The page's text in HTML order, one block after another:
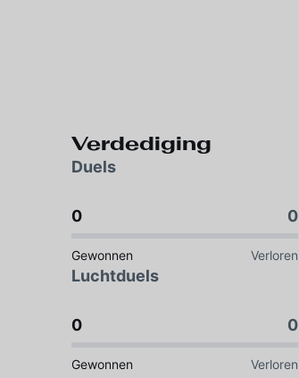
Verdediging
Duels
0 0
Gewonnen Verloren
Luchtduels
0 0
Gewonnen Verloren